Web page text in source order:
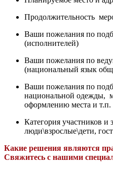
Продолжительность
Ваши пожелания по
(исполнителей)
Ваши пожелания по
(национальный язык
Ваши пожелания по
национальной одежды,
оформлению места и т.п.
Категория участников и
люди\взрослые\дети,
Какие решения являются
Свяжитесь с нашими